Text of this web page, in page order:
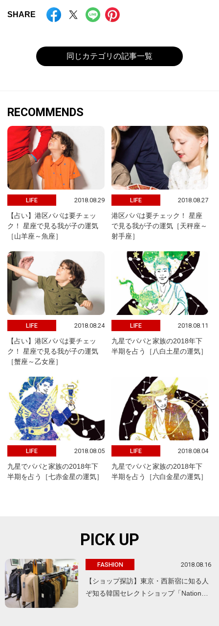
SHARE
同じカテゴリの記事一覧
RECOMMENDS
LIFE 2018.08.29
【占い】港区パパは要チェッ
ク！ 星座で見る我が子の運気
［山羊座～魚座］
LIFE 2018.08.27
港区パパは要チェック！ 星座
で見る我が子の運気［天秤座～
射手座］
LIFE 2018.08.24
【占い】港区パパは要チェッ
ク！ 星座で見る我が子の運気
［蟹座～乙女座］
LIFE 2018.08.11
九星でパパと家族の2018年下
半期を占う［八白土星の運気］
LIFE 2018.08.05
九星でパパと家族の2018年下
半期を占う［七赤金星の運気］
LIFE 2018.08.04
九星でパパと家族の2018年下
半期を占う［六白金星の運気］
PICK UP
FASHION 2018.08.16
【ショップ探訪】東京・西新宿に知る人
ぞ知る韓国セレクトショップ「Nation…